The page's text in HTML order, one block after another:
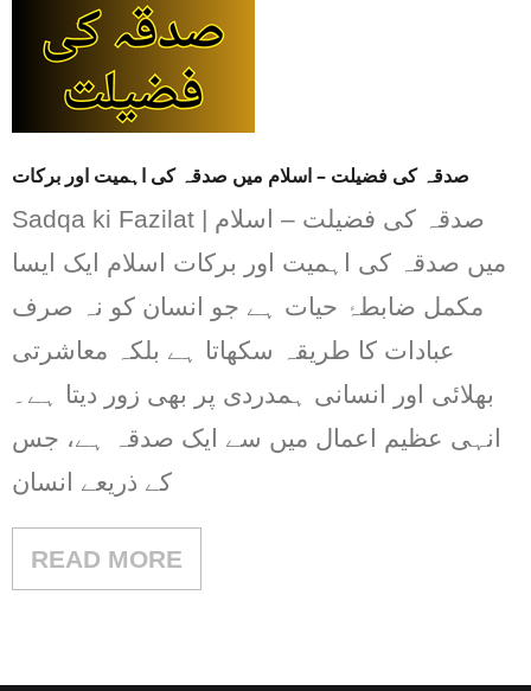
صدقہ کی فضیلت – اسلام میں صدقہ کی اہمیت اور برکات
Sadqa ki Fazilat | صدقہ کی فضیلت – اسلام
میں صدقہ کی اہمیت اور برکات اسلام ایک ایسا
مکمل ضابطۂ حیات ہے جو انسان کو نہ صرف
عبادات کا طریقہ سکھاتا ہے بلکہ معاشرتی
بھلائی اور انسانی ہمدردی پر بھی زور دیتا ہے۔
انہی عظیم اعمال میں سے ایک صدقہ ہے، جس
کے ذریعے انسان
READ MORE